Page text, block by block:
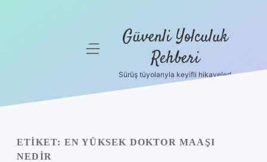
Yasal Uyarı
menüyü Güvenli Yolculuk
Rehberi
Sürüş tüyolarıyla keyifli hikayeler!
ETIKET: EN YÜKSEK DOKTOR MAAŞI
NEDIR